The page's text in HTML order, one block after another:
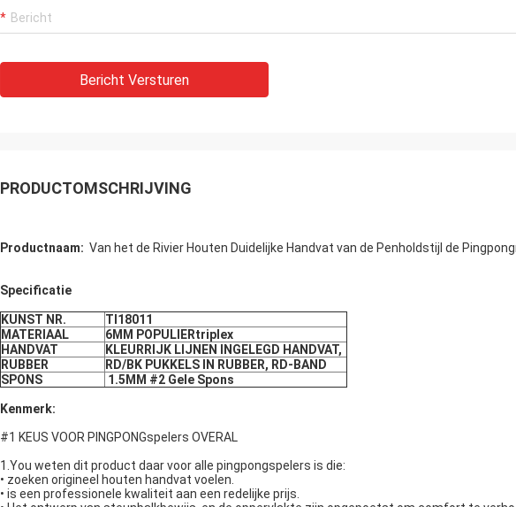
Bericht Versturen
PRODUCTOMSCHRIJVING
Productnaam: Van het de Rivier Houten Duidelijke Handvat van de Penholdstijl de
Specificatie
KUNST NR.
Tl18011
MATERIAAL
6MM POPULIERtriplex
HANDVAT
KLEURRIJK LIJNEN INGELEGD HANDVAT,
RUBBER
RD/BK PUKKELS IN RUBBER, RD-BAND
SPONS
1.5MM #2 Gele Spons
Kenmerk:
#1 KEUS VOOR PINGPONGspelers OVERAL
1.You weten dit product daar voor alle pingpongspelers is die:
• zoeken origineel houten handvat voelen.
• is een professionele kwaliteit aan een redelijke prijs.